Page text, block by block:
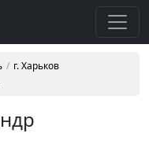
г. Харьков